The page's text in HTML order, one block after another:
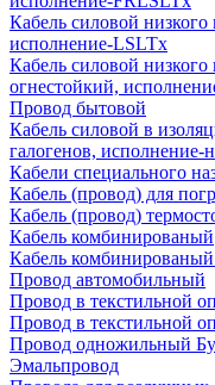
Кабель силовой
исполнение-LSLTx
Кабель силовой
огнестойкий,
Провод бытовой
Кабель силовой в
галогенов,
Кабели специального
Кабель (провод) для
Кабель (провод)
Кабель комбинированый
Кабель
Провод автомобильный
Провод в текстильной
Провод в текстильной
Провод одножильный
Эмальпровод